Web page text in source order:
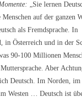
„Sie lernen
auf der ganzen
als Fremdsprache. In
in Österreich und in der
90-100 Millionen
Aber
Deutsch. Im Norden, im
Westen … Deutsch ist